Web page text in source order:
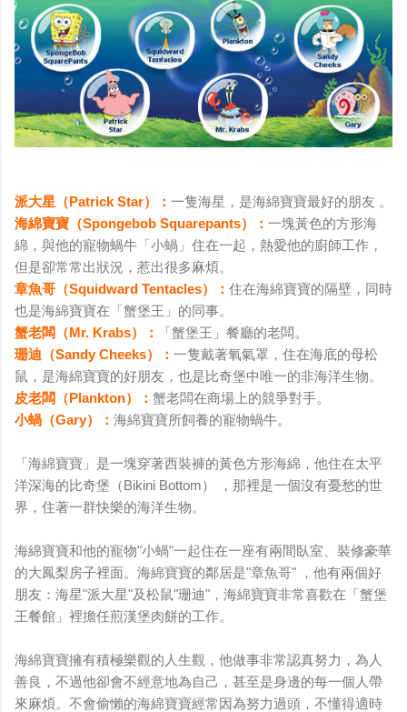
派大星（Patrick Star）： 一隻海星，是海綿寶寶最好的朋友 。
海綿寶寶（Spongebob Squarepants）： 一塊黃色的方形海
綿，與他的寵物蝸牛「小蝸」住在一起，熱愛他的廚師工作，
但是卻常常出狀況，惹出很多麻煩。
章魚哥（Squidward Tentacles）： 住在海綿寶寶的隔壁，同時
也是海綿寶寶在「蟹堡王」的同事。
蟹老闆（Mr. Krabs）：
「蟹堡王」餐廳的老闆。
珊迪（Sandy Cheeks）： 一隻戴著氧氣罩，住在海底的母松
鼠，是海綿寶寶的好朋友，也是比奇堡中唯一的非海洋生物。
皮老闆（Plankton）： 蟹老闆在商場上的競爭對手。
小蝸（Gary）： 海綿寶寶所飼養的寵物蝸牛。
「海綿寶寶」是一塊穿著西裝褲的黃色方形海綿，他住在太平
洋深海的比奇堡（Bikini Bottom） ，那裡是一個沒有憂愁的世
界，住著一群快樂的海洋生物。
海綿寶寶和他的寵物"小蝸"一起住在一座有兩間臥室、裝修豪華
的大鳳梨房子裡面。海綿寶寶的鄰居是"章魚哥" ，他有兩個好
朋友：海星"派大星"及松鼠"珊迪"，海綿寶寶非常喜歡在「蟹堡
王餐館」裡擔任煎漢堡肉餅的工作。
海綿寶寶擁有積極樂觀的人生觀，他做事非常認真努力，為人
善良，不過他卻會不經意地為自己，甚至是身邊的每一個人帶
來麻煩。不會偷懶的海綿寶寶經常因為努力過頭，不懂得適時